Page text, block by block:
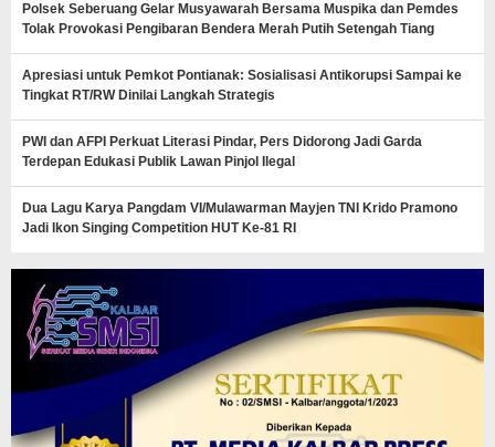
Polsek Seberuang Gelar Musyawarah Bersama Muspika dan Pemdes
Tolak Provokasi Pengibaran Bendera Merah Putih Setengah Tiang
Apresiasi untuk Pemkot Pontianak: Sosialisasi Antikorupsi Sampai ke
Tingkat RT/RW Dinilai Langkah Strategis
PWI dan AFPI Perkuat Literasi Pindar, Pers Didorong Jadi Garda
Terdepan Edukasi Publik Lawan Pinjol Ilegal
Dua Lagu Karya Pangdam VI/Mulawarman Mayjen TNI Krido Pramono
Jadi Ikon Singing Competition HUT Ke-81 RI